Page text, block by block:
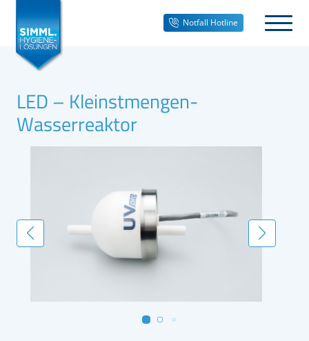
Notfall Hotline
LED – Kleinstmengen-
Wasserreaktor